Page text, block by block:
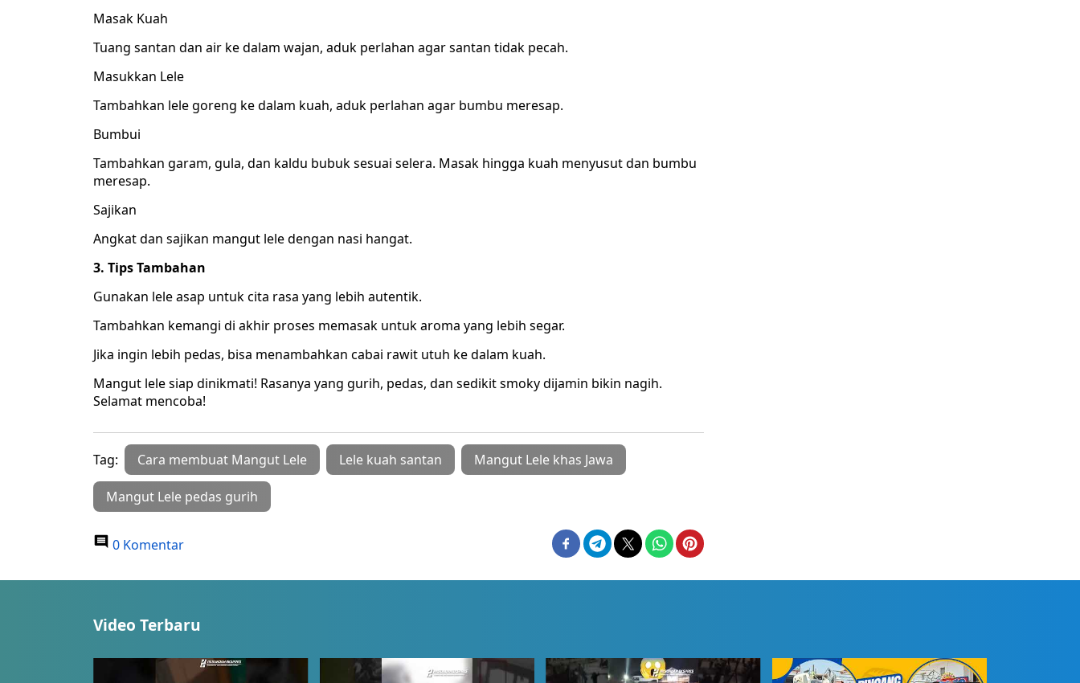
Masak Kuah
Tuang santan dan air ke dalam wajan, aduk perlahan agar santan tidak pecah.
Masukkan Lele
Tambahkan lele goreng ke dalam kuah, aduk perlahan agar bumbu meresap.
Bumbui
Tambahkan garam, gula, dan kaldu bubuk sesuai selera. Masak hingga kuah menyusut dan bumbu
meresap.
Sajikan
Angkat dan sajikan mangut lele dengan nasi hangat.
3. Tips Tambahan
Gunakan lele asap untuk cita rasa yang lebih autentik.
Tambahkan kemangi di akhir proses memasak untuk aroma yang lebih segar.
Jika ingin lebih pedas, bisa menambahkan cabai rawit utuh ke dalam kuah.
Mangut lele siap dinikmati! Rasanya yang gurih, pedas, dan sedikit smoky dijamin bikin nagih.
Selamat mencoba!
Tag: Cara membuat Mangut Lele Lele kuah santan Mangut Lele khas Jawa
Mangut Lele pedas gurih
0 Komentar
Video Terbaru